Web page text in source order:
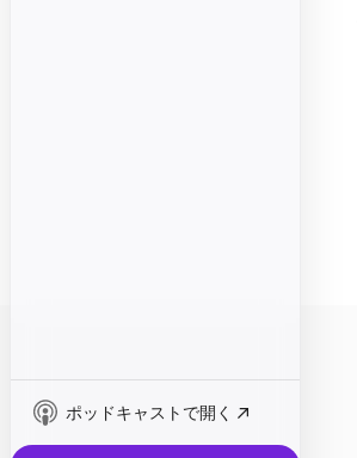
ポッドキャストで開く